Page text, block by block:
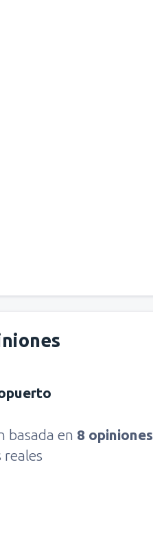
basada en 8 opiniones
reales